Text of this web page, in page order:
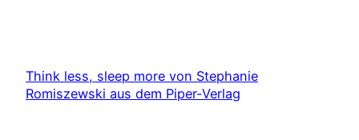
Think less, sleep more von Stephanie
Romiszewski aus dem Piper-Verlag